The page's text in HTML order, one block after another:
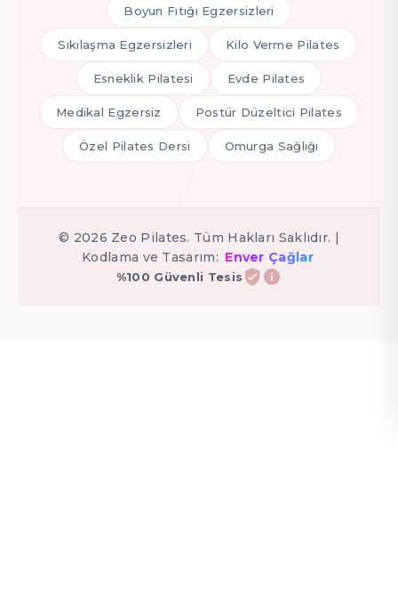
Boyun Fıtığı Egzersizleri
Sıkılaşma Egzersizleri Kilo Verme Pilates
Esneklik Pilatesi Evde Pilates
Medikal Egzersiz Postür Düzeltici Pilates
Özel Pilates Dersi Omurga Sağlığı
© 2026 Zeo Pilates. Tüm Hakları Saklıdır. |
Kodlama ve Tasarım: Enver Çağlar
%100 Güvenli Tesis